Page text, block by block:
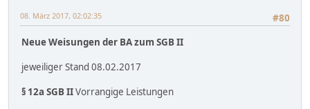
#80
08. März 2017, 02:02:35
Neue Weisungen der BA zum SGB II
jeweiliger Stand 08.02.2017
§ 12a SGB IIVorrangige Leistungen